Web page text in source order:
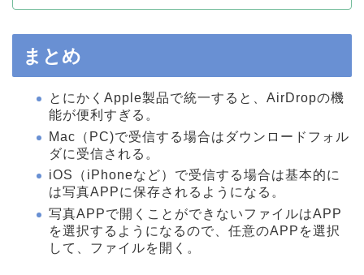
まとめ
とにかくApple製品で統一すると、AirDropの機
能が便利すぎる。
Mac（PC)で受信する場合はダウンロードフォル
ダに受信される。
iOS（iPhoneなど）で受信する場合は基本的に
は写真APPに保存されるようになる。
写真APPで開くことができないファイルはAPP
を選択するようになるので、任意のAPPを選択
して、ファイルを開く。